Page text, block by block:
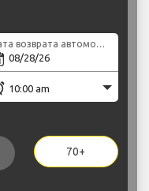
Дата возврата автомобиля
70+